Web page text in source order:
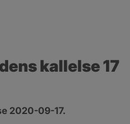
kallelse 17
2020-09-17.